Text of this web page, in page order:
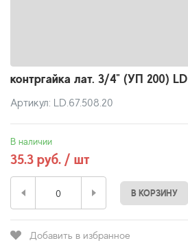
контргайка лат. 3/4" (УП 200) LD
Артикул: LD.67.508.20
В наличии
35.3 руб. / шт
В КОРЗИНУ
Добавить в избранное